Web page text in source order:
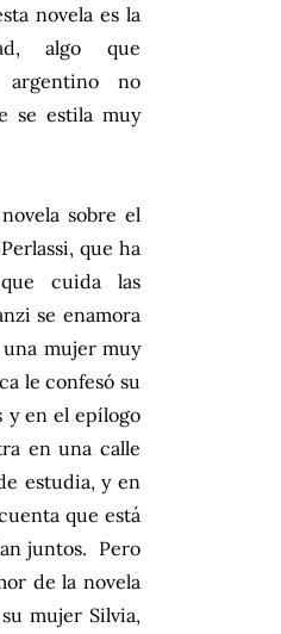
novela es la
algo que
argentino no
se estila muy
sobre el
que ha
cuida las
se enamora
mujer muy
le confesó su
y en el epílogo
en una calle
estudia, y en
que está
juntos. Pero
de la novela
mujer Silvia,